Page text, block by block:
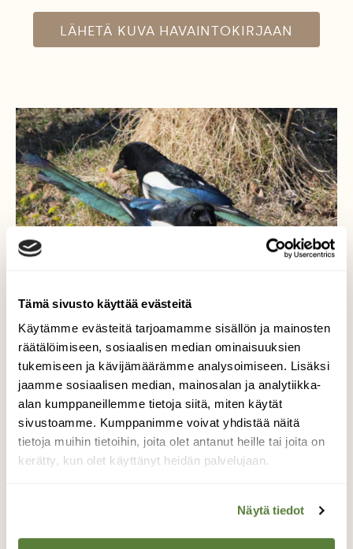
Tämä sivusto käyttää evästeitä
Käytämme evästeitä tarjoamamme sisällön ja mainosten
räätälöimiseen, sosiaalisen median ominaisuuksien
tukemiseen ja kävijämäärämme analysoimiseen. Lisäksi
jaamme sosiaalisen median, mainosalan ja analytiikka-
alan kumppaneillemme tietoja siitä, miten käytät
sivustoamme. Kumppanimme voivat yhdistää näitä
tietoja muihin tietoihin, joita olet antanut heille tai joita on
kerätty, kun olet käyttänyt heidän palvelujaan.
Näytä tiedot
LÄHETÄ KUVA HAVAINTOKIRJAAN
Harakat
Hieno väritys kotoisilla harakoilla.
Valokuvaaja: Anu Lapinlampi, Jääli 28.4.2026
TAKAISIN LISTAAN